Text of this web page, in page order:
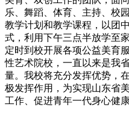
乐、舞蹈、体育、主持、校
教学计划和教学课程，以团
式，利用下午三点半放学至
定时到校开展各项公益美育
性艺术院校，一直以来是我
量。我校将充分发挥优势，
极发挥作用，为实现山东省
工作、促进青年一代身心健